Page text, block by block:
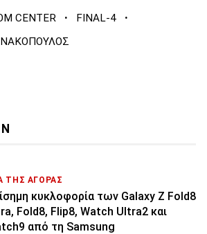
CENTER · FINAL-4 ·
ΤΗΣ ΑΓΟΡΑΣ
κυκλοφορία των Galaxy Z Fold8
Fold8, Flip8, Watch Ultra2 και
από τη Samsung